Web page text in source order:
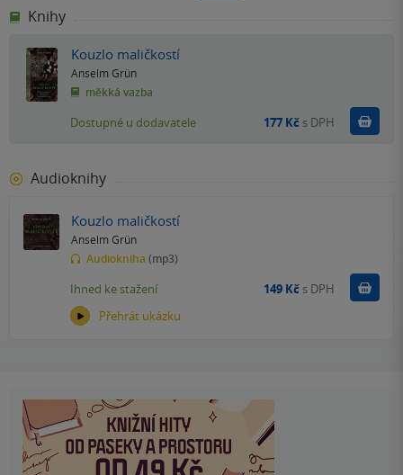
Knihy
Kouzlo maličkostí
Anselm Grün
měkká vazba
Dostupné u dodavatele 177 Kč s DPH
Audioknihy
Kouzlo maličkostí
Anselm Grün
Audiokniha (mp3)
Přehrát ukázku
Ihned ke stažení 149 Kč s DPH Koupit